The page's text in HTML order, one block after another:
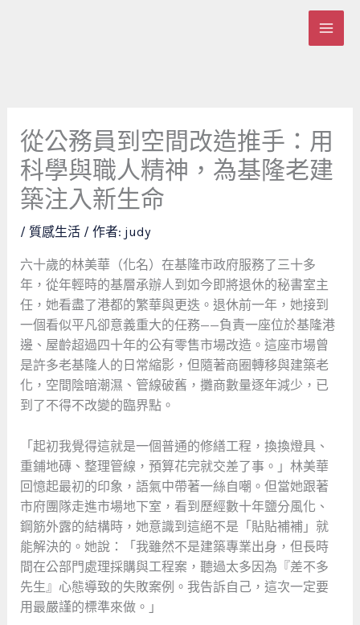
從公務員到空間改造推手：用
科學與職人精神，為基隆老建
築注入新生命
/ 質感生活/ 作者: judy
六十歲的林美華（化名）在基隆市政府服務了三十多
年，從年輕時的基層承辦人到如今即將退休的秘書室主
任，她看盡了港都的繁華與更迭。退休前一年，她接到
一個看似平凡卻意義重大的任務——負責一座位於基隆港
邊、屋齡超過四十年的公有零售市場改造。這座市場曾
是許多老基隆人的日常縮影，但隨著商圈轉移與建築老
化，空間陰暗潮濕、管線破舊，攤商數量逐年減少，已
到了不得不改變的臨界點。
「起初我覺得這就是一個普通的修繕工程，換換燈具、
重鋪地磚、整理管線，預算花完就交差了事。」林美華
回憶起最初的印象，語氣中帶著一絲自嘲。但當她跟著
市府團隊走進市場地下室，看到歷經數十年鹽分風化、
鋼筋外露的結構時，她意識到這絕不是「貼貼補補」就
能解決的。她說：「我雖然不是建築專業出身，但長時
間在公部門處理採購與工程案，聽過太多因為『差不多
先生』心態導致的失敗案例。我告訴自己，這次一定要
用最嚴謹的標準來做。」